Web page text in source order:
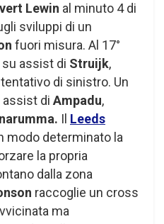
Lewin al minuto 4 di
sviluppi di un
fuori misura. Al 17°
su assist di Struijk,
di sinistro. Un
assist di Ampadu,
Il Leeds
modo determinato la
la propria
dalla zona
raccoglie un cross
ma